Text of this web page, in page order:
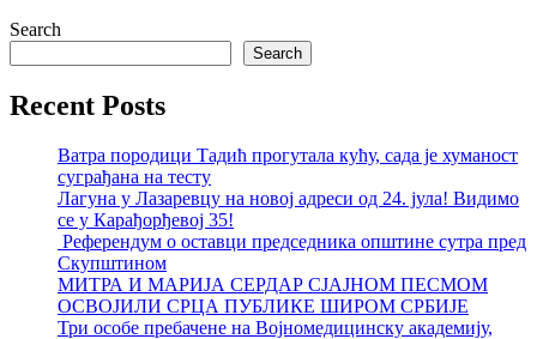
Search
Search
Recent Posts
Ватра породици Тадић прогутала кућу, сада је хуманост
суграђана на тесту
Лагуна у Лазаревцу на новој адреси од 24. јула! Видимо
се у Карађорђевој 35!
Референдум о оставци председника општине сутра пред
Скупштином
МИТРА И МАРИЈА СЕРДАР СЈАЈНОМ ПЕСМОМ
ОСВОЈИЛИ СРЦА ПУБЛИКЕ ШИРОМ СРБИЈЕ
Три особе пребачене на Војномедицинску академију,